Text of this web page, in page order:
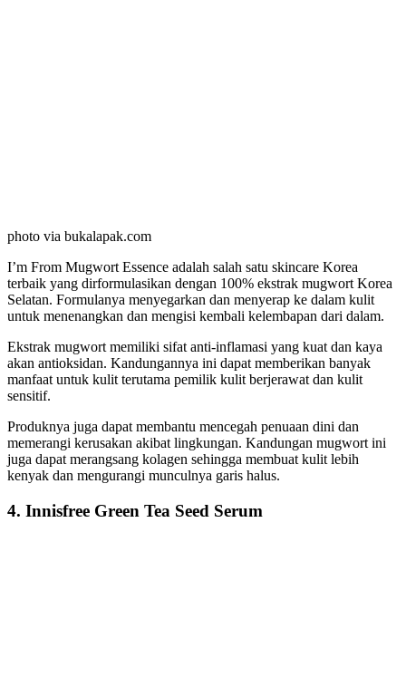
photo via bukalapak.com
I’m From Mugwort Essence adalah salah satu skincare Korea
terbaik yang dirformulasikan dengan 100% ekstrak mugwort Korea
Selatan. Formulanya menyegarkan dan menyerap ke dalam kulit
untuk menenangkan dan mengisi kembali kelembapan dari dalam.
Ekstrak mugwort memiliki sifat anti-inflamasi yang kuat dan kaya
akan antioksidan. Kandungannya ini dapat memberikan banyak
manfaat untuk kulit terutama pemilik kulit berjerawat dan kulit
sensitif.
Produknya juga dapat membantu mencegah penuaan dini dan
memerangi kerusakan akibat lingkungan. Kandungan mugwort ini
juga dapat merangsang kolagen sehingga membuat kulit lebih
kenyak dan mengurangi munculnya garis halus.
4. Innisfree Green Tea Seed Serum